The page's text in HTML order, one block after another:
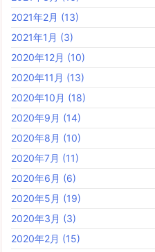
2021年2月 (13)
2021年1月 (3)
2020年12月 (10)
2020年11月 (13)
2020年10月 (18)
2020年9月 (14)
2020年8月 (10)
2020年7月 (11)
2020年6月 (6)
2020年5月 (19)
2020年3月 (3)
2020年2月 (15)